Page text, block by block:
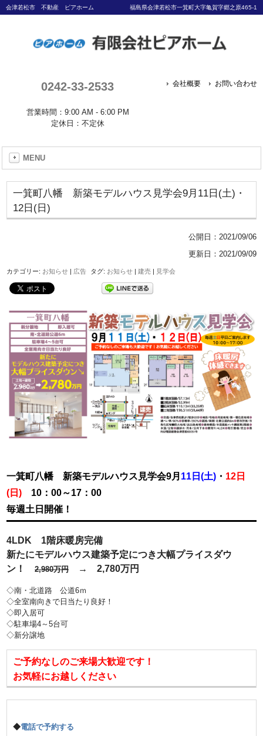
会津若松市 不動産 ピアホーム 福島県会津若松市一箕町大字亀賀字郷之原465-1
0242-33-2533
営業時間：9:00 AM - 6:00 PM
定休日：不定休
会社概要 お問い合わせ
MENU
一箕町八幡 新築モデルハウス見学会9月11日(土)・
12日(日)
公開日： 2021/09/06
更新日：2021/09/09
カテゴリー: お知らせ | 広告 タグ: お知らせ |建売 | 見学会
一箕町八幡 新築モデルハウス見学会9月 11日(土) ・ 12日
(日) 10：00～17：00
毎週土日開催！
4LDK 1階床暖房完備
新たにモデルハウス建築予定につき大幅プライスダウ
ン！2,980万円→ 2,780万円
◇南・北道路 公道6ｍ
◇全室南向きで日当たり良好！
◇即入居可
◇駐車場4～5台可
◇新分譲地
ご予約なしのご来場大歓迎です！
お気軽にお越しください
◆電話で予約する